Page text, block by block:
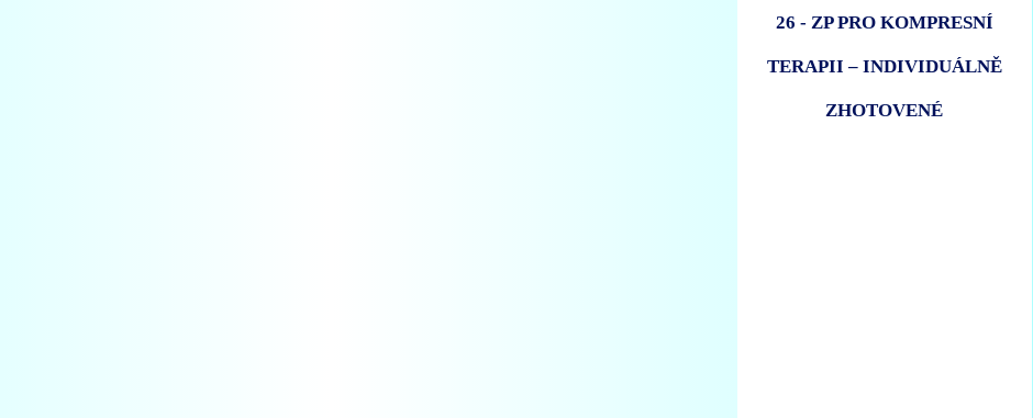
26 - ZP PRO KOMPRESNÍ
TERAPII – INDIVIDUÁLNĚ
ZHOTOVENÉ